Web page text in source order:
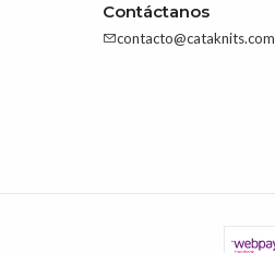
Contáctanos
contacto@cataknits.com